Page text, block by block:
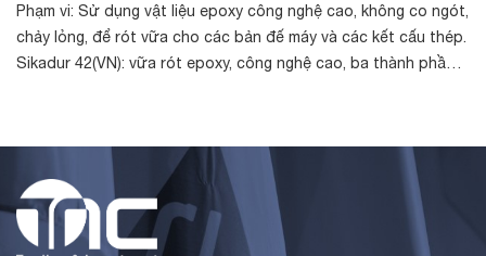
Phạm vi: Sử dụng vật liệu epoxy công nghệ cao, không co ngót,
chảy lỏng, để rót vữa cho các bản đế máy và các kết cấu thép.
Sikadur 42(VN): vữa rót epoxy, công nghệ cao, ba thành phần,